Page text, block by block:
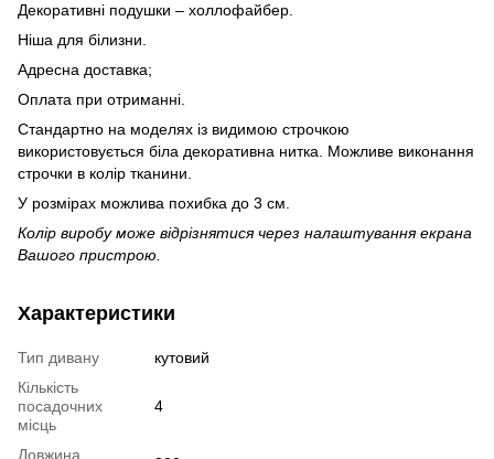
Декоративні подушки – холлофайбер.
Ніша для білизни.
Адресна доставка;
Оплата при отриманні.
Стандартно на моделях із видимою строчкою
використовується біла декоративна нитка. Можливе виконання
строчки в колір тканини.
У розмірах можлива похибка до 3 см.
Колір виробу може відрізнятися через налаштування екрана
Вашого пристрою.
Характеристики
Тип дивану
кутовий
Кількість
посадочних
місць
4
Довжина